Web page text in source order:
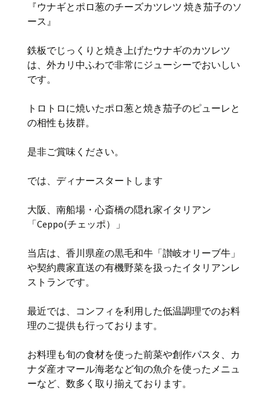
『ウナギとポロ葱のチーズカツレツ 焼き茄子のソ
ース』
鉄板でじっくりと焼き上げたウナギのカツレツ
は、外カリ中ふわで非常にジューシーでおいしい
です。
トロトロに焼いたポロ葱と焼き茄子のピューレと
の相性も抜群。
是非ご賞味ください。
では、ディナースタートします
大阪、南船場・心斎橋の隠れ家イタリアン
「Ceppo(チェッポ）」
当店は、香川県産の黒毛和牛「讃岐オリーブ牛」
や契約農家直送の有機野菜を扱ったイタリアンレ
ストランです。
最近では、コンフィを利用した低温調理でのお料
理のご提供も行っております。
お料理も旬の食材を使った前菜や創作パスタ、カ
ナダ産オマール海老など旬の魚介を使ったメニュ
ーなど、数多く取り揃えております。